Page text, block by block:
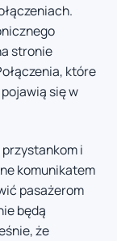
stronie
które
się w
i
komunikatem
pasażerom
będą
że